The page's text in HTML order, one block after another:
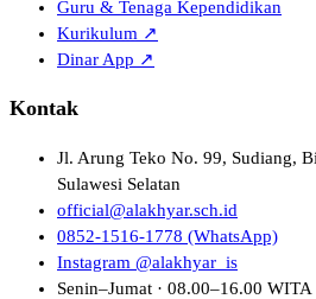
Guru & Tenaga Kependidikan
Kurikulum ↗
Dinar App ↗
Kontak
Jl. Arung Teko No. 99, Sudiang,
Sulawesi Selatan
official@alakhyar.sch.id
0852-1516-1778 (WhatsApp)
Instagram @alakhyar_is
Senin–Jumat · 08.00–16.00 WITA